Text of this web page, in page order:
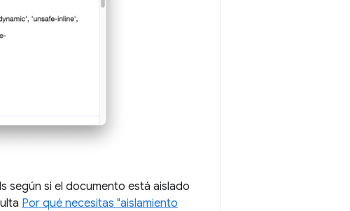
según si el documento está aislado
Por qué necesitas "aislamiento